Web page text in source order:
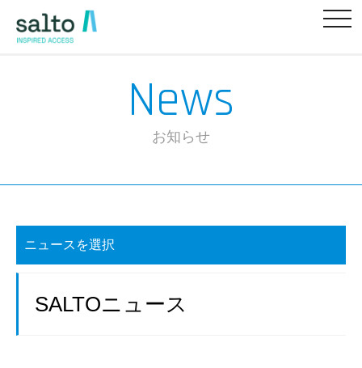
News
お知らせ
ニュースを選択
SALTOニュース